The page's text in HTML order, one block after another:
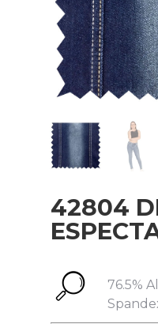
42804
76.5%